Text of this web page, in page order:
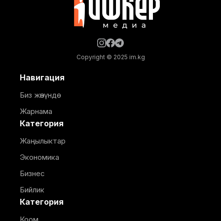
Copyright © 2025 im.kg
Навигация
Биз жөнүндө
Жарнама
Категория
Жаңылыктар
Экономика
Бизнес
Бийлик
Категория